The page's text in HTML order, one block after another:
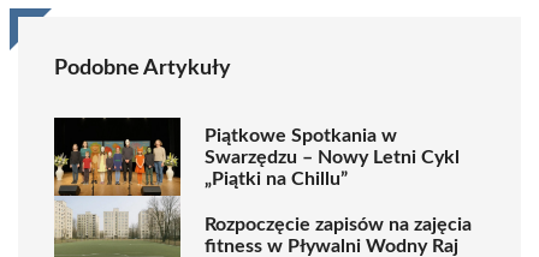
Podobne Artykuły
Piątkowe Spotkania w
Swarzędzu – Nowy Letni Cykl
„Piątki na Chillu”
Rozpoczęcie zapisów na zajęcia
fitness w Pływalni Wodny Raj